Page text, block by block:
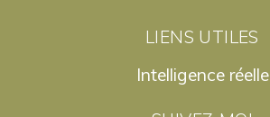
LIENS UTILES
Intelligence réelle